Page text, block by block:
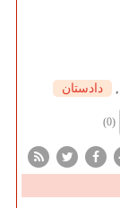
, دادستان
(0)